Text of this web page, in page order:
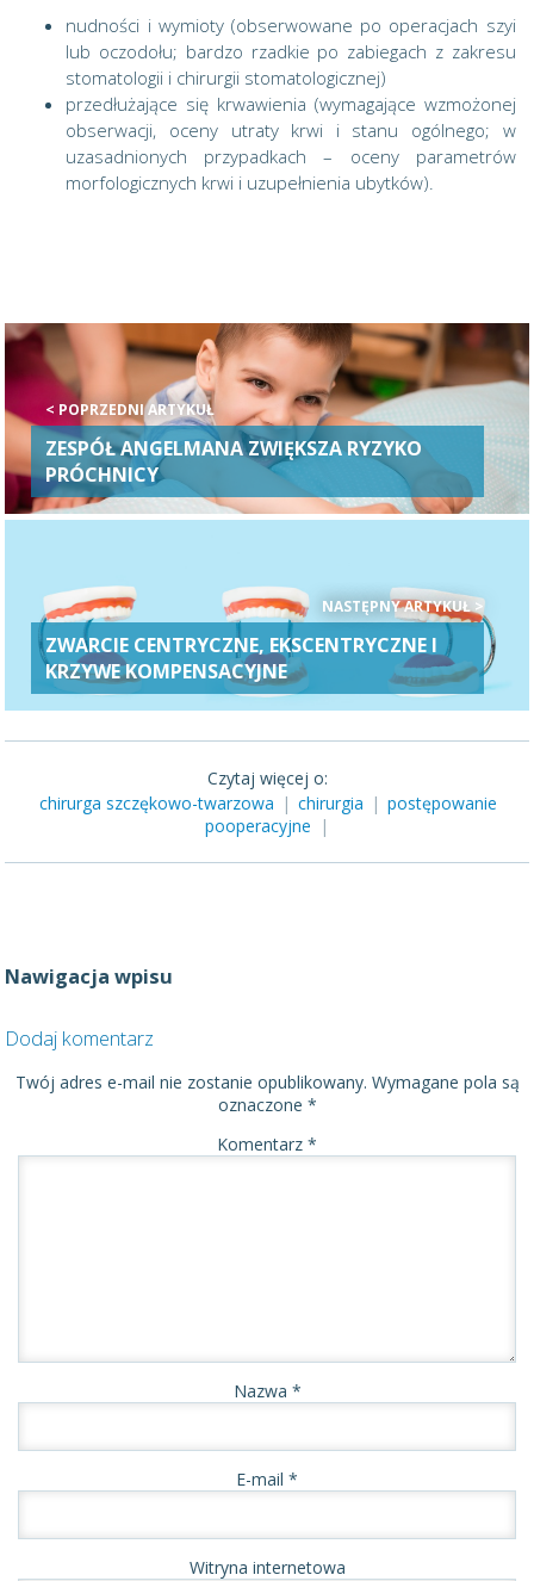
nudności i wymioty (obserwowane po operacjach szyi
lub oczodołu; bardzo rzadkie po zabiegach z zakresu
stomatologii i chirurgii stomatologicznej)
przedłużające się krwawienia (wymagające wzmożonej
obserwacji, oceny utraty krwi i stanu ogólnego; w
uzasadnionych przypadkach – oceny parametrów
morfologicznych krwi i uzupełnienia ubytków).
< POPRZEDNI ARTYKUŁ
ZESPÓŁ ANGELMANA ZWIĘKSZA RYZYKO
PRÓCHNICY
NASTĘPNY ARTYKUŁ >
ZWARCIE CENTRYCZNE, EKSCENTRYCZNE I
KRZYWE KOMPENSACYJNE
Czytaj więcej o:
chirurga szczękowo-twarzowa | chirurgia | postępowanie
pooperacyjne
|
Nawigacja wpisu
Dodaj komentarz
Twój adres e-mail nie zostanie opublikowany. Wymagane pola są
oznaczone *
Komentarz *
Nazwa *
E-mail *
Witryna internetowa